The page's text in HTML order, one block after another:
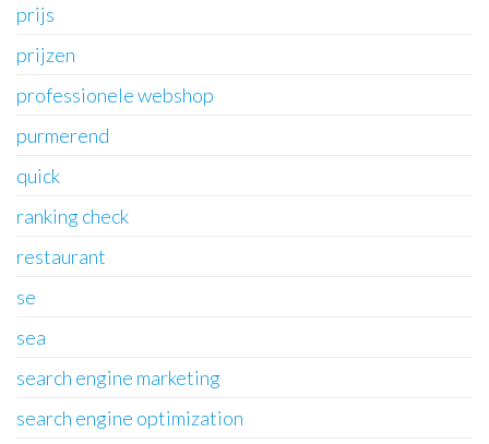
prijs
prijzen
professionele webshop
purmerend
quick
ranking check
restaurant
se
sea
search engine marketing
search engine optimization